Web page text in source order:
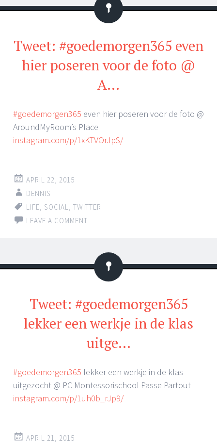
Status
Tweet: #goedemorgen365 even
hier poseren voor de foto @
A…
#goedemorgen365 even hier poseren voor de foto @
AroundMyRoom’s Place
instagram.com/p/1xKTVOrJpS/
APRIL 22, 2015
DENNIS
LIFE SOCIAL
TWITTER
LEAVE A COMMENT
Status
Tweet: #goedemorgen365
lekker een werkje in de klas
uitge…
#goedemorgen365 lekker een werkje in de klas
uitgezocht @ PC Montessorischool Passe Partout
instagram.com/p/1uh0b_rJp9/
APRIL 21, 2015